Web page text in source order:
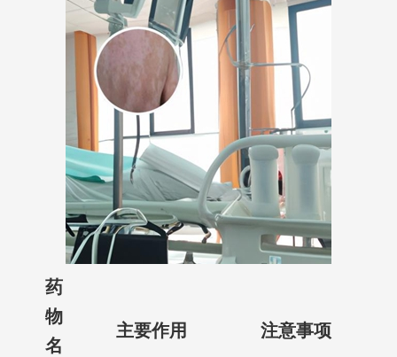
药
物
名
主要作用 注意事项